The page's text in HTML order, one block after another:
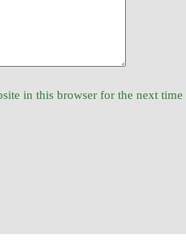
in this browser for the next